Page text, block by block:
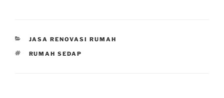
CATEGORIES
JASA RENOVASI RUMAH
TAGS
RUMAH SEDAP